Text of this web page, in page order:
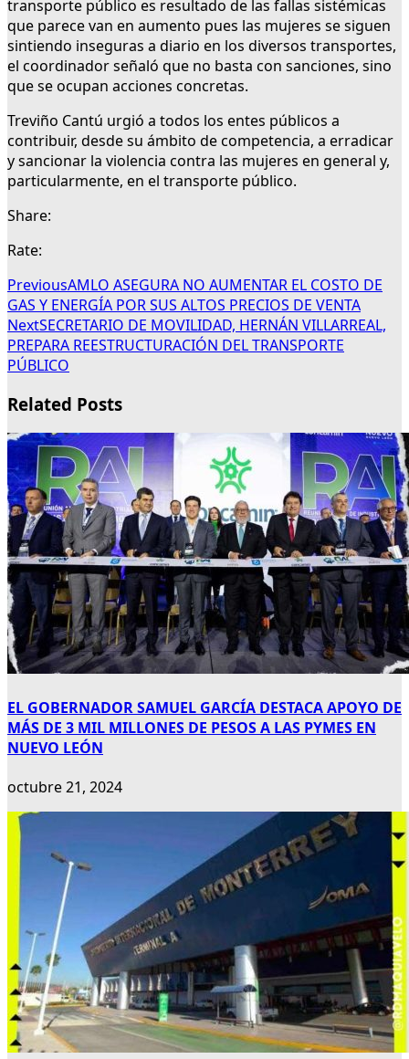
transporte público es resultado de las fallas sistémicas
que parece van en aumento pues las mujeres se siguen
sintiendo inseguras a diario en los diversos transportes,
el coordinador señaló que no basta con sanciones, sino
que se ocupan acciones concretas.
Treviño Cantú urgió a todos los entes públicos a
contribuir, desde su ámbito de competencia, a erradicar
y sancionar la violencia contra las mujeres en general y,
particularmente, en el transporte público.
Share:
Rate:
PreviousAMLO ASEGURA NO AUMENTAR EL COSTO DE
GAS Y ENERGÍA POR SUS ALTOS PRECIOS DE VENTA
NextSECRETARIO DE MOVILIDAD, HERNÁN VILLARREAL,
PREPARA REESTRUCTURACIÓN DEL TRANSPORTE
PÚBLICO
Related Posts
EL GOBERNADOR SAMUEL GARCÍA DESTACA APOYO DE
MÁS DE 3 MIL MILLONES DE PESOS A LAS PYMES EN
NUEVO LEÓN
octubre 21, 2024